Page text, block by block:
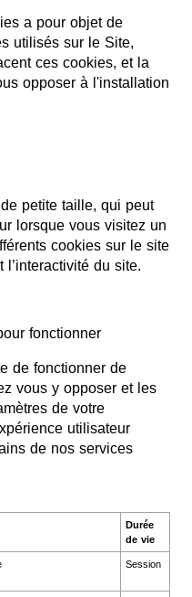
a pour objet de
utilisés sur le Site,
ces cookies, et la
opposer à l'installation
petite taille, qui peut
lorsque vous visitez un
cookies sur le site
du site.
fonctionner
de fonctionner de
vous y opposer et les
de votre
utilisateur
de nos services
Durée
de vie
Session